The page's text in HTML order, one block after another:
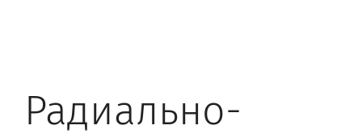
Радиально-